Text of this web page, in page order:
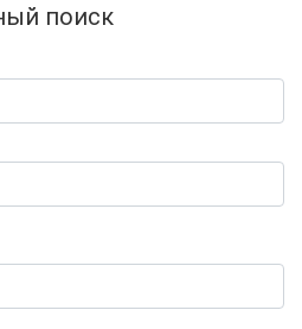
поиск